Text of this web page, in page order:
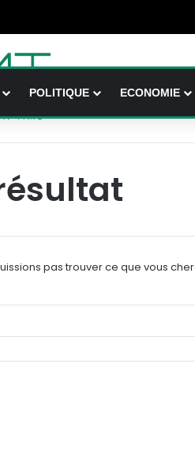
POLITIQUE ECONOMIE
pas trouver ce que vous